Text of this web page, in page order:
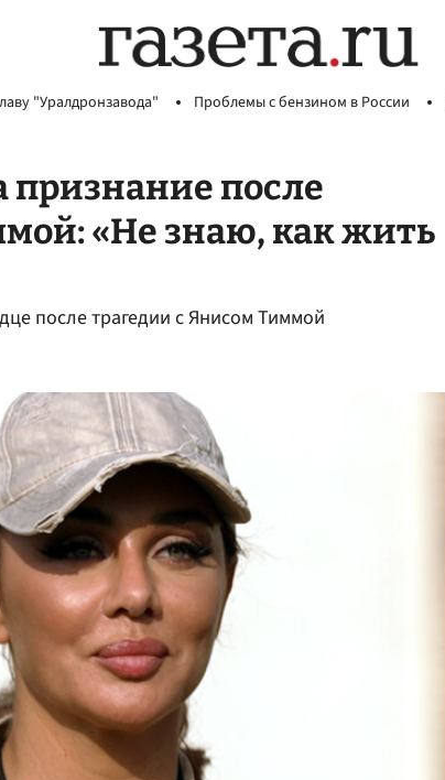
"Уралдронзавода" Проблемы с бензином в России
признание после
«Не знаю, как жить
после трагедии с Янисом Тиммой